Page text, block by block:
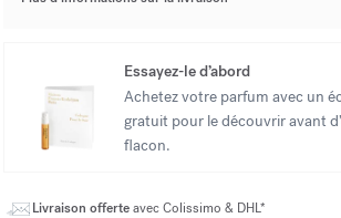
Essayez-le d’abord
Achetez votre parfum avec un
gratuit pour le découvrir avant
flacon.
Livraison offerteavec Colissimo & DHL*